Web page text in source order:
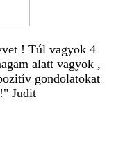
! Túl vagyok 4
alatt vagyok ,
gondolatokat
Judit